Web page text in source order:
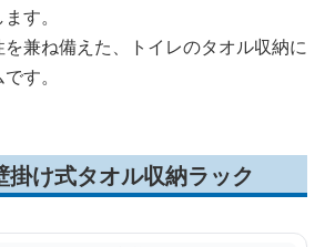
す。
兼ね備えた、トイレのタオル収納に
す。
掛け式タオル収納ラック